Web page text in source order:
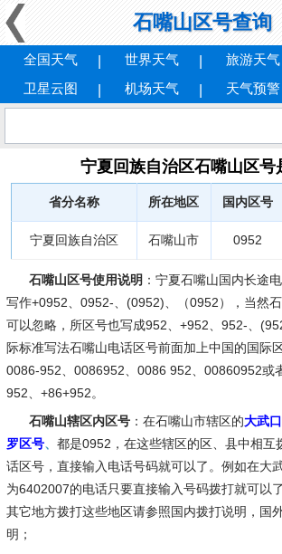
石嘴山区号查询
全国天气 世界天气 旅游天气
卫星云图
机场天气 天气预警
宁夏回族自治区石嘴山区号
省分名称 所在地区 国内区号
宁夏回族自治区 石嘴山市 0952
石嘴山区号使用说明 ：宁夏石嘴山国内长途
写作+0952、0952-、(0952)、（0952），当然
可以忽略，所区号也写成952、+952、952-、
际标准写法石嘴山电话区号前面加上中国的国际
0086-952、0086952、0086 952、00860952或
952、+86+952。
石嘴山辖区内区号：在石嘴山市辖区的大武
罗区号、 都是0952，在这些辖区的区、县中相互
话区号，直接输入电话号码就可以了。例如在大
为6402007的电话只要直接输入号码拨打就可以
其它地方拨打这些地区请参照国内拨打说明，国
明；